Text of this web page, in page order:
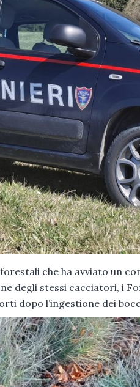
che ha avviato un
degli stessi cacciatori, i
dopo l’ingestione dei